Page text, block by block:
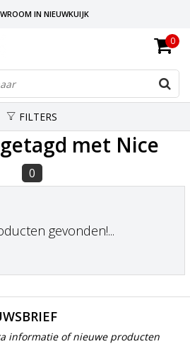
IN NIEUWKUIJK
OP AFSPRAAK
REALISATIE ONDER EEN DAK!
0
FILTERS
met Nice
0
gevonden!...
informatie of nieuwe producten